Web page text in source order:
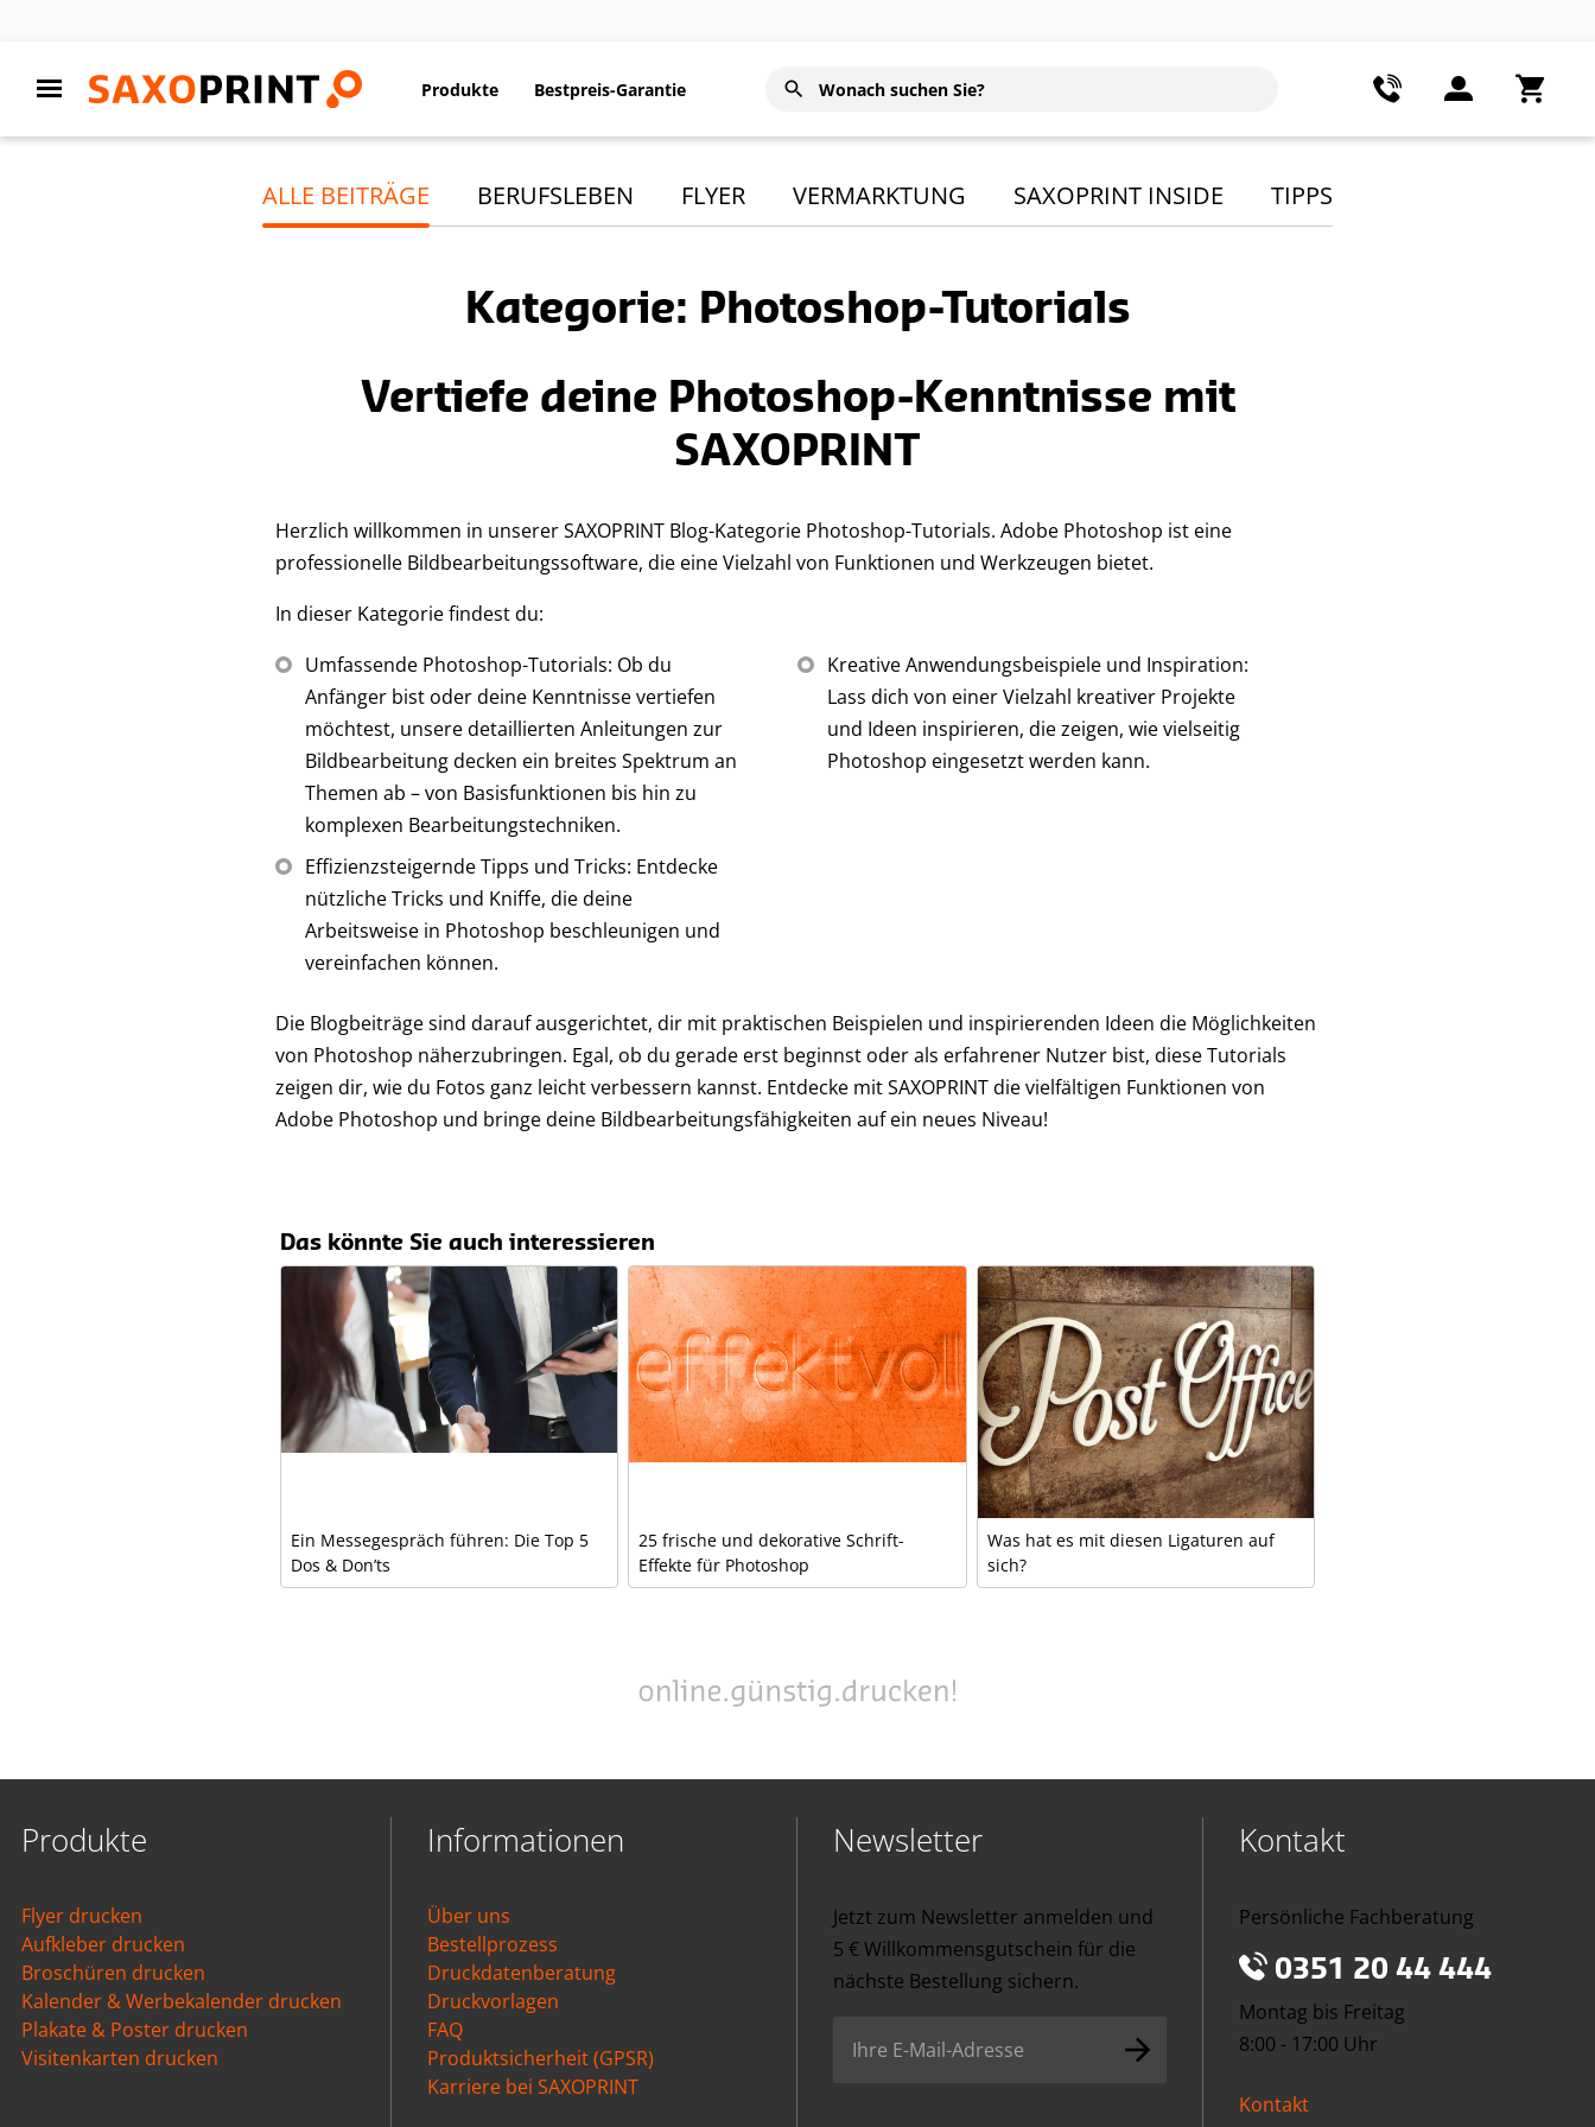
Produkte Bestpreis-Garantie
ALLE BEITRÄGE BERUFSLEBEN FLYER VERMARKTUNG SAXOPRINT INSIDE TIPPS
Kategorie: Photoshop-Tutorials
Vertiefe deine Photoshop-Kenntnisse mit
SAXOPRINT
Herzlich willkommen in unserer SAXOPRINT Blog-Kategorie Photoshop-Tutorials. Adobe Photoshop ist eine
professionelle Bildbearbeitungssoftware, die eine Vielzahl von Funktionen und Werkzeugen bietet.
In dieser Kategorie findest du:
Umfassende Photoshop-Tutorials: Ob du
Anfänger bist oder deine Kenntnisse vertiefen
möchtest, unsere detaillierten Anleitungen zur
Bildbearbeitung decken ein breites Spektrum an
Themen ab – von Basisfunktionen bis hin zu
komplexen Bearbeitungstechniken.
Kreative Anwendungsbeispiele und Inspiration:
Lass dich von einer Vielzahl kreativer Projekte
und Ideen inspirieren, die zeigen, wie vielseitig
Photoshop eingesetzt werden kann.
Effizienzsteigernde Tipps und Tricks: Entdecke
nützliche Tricks und Kniffe, die deine
Arbeitsweise in Photoshop beschleunigen und
vereinfachen können.
Die Blogbeiträge sind darauf ausgerichtet, dir mit praktischen Beispielen und inspirierenden Ideen die Möglichkeiten
von Photoshop näherzubringen. Egal, ob du gerade erst beginnst oder als erfahrener Nutzer bist, diese Tutorials
zeigen dir, wie du Fotos ganz leicht verbessern kannst. Entdecke mit SAXOPRINT die vielfältigen Funktionen von
Adobe Photoshop und bringe deine Bildbearbeitungsfähigkeiten auf ein neues Niveau!
Das könnte Sie auch interessieren
Ein Messegespräch führen: Die Top 5
Dos & Don’ts
25 frische und dekorative Schrift-
Effekte für Photoshop
Was hat es mit diesen Ligaturen auf
sich?
Produkte
Flyer drucken
Aufkleber drucken
Broschüren drucken
Kalender & Werbekalender drucken
Plakate & Poster drucken
Visitenkarten drucken
Informationen
Über uns
Bestellprozess
Druckdatenberatung
Druckvorlagen
FAQ
Produktsicherheit (GPSR)
Karriere bei SAXOPRINT
Newsletter
Jetzt zum Newsletter anmelden und
5 € Willkommensgutschein für die
nächste Bestellung sichern.
Kontakt
Persönliche Fachberatung
0351 20 44 444
Montag bis Freitag
8:00 - 17:00 Uhr
Kontakt